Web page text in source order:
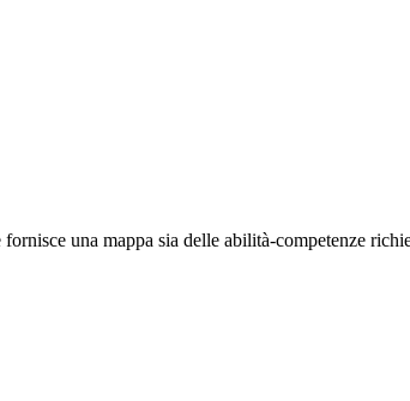
una mappa sia delle abilità-competenze